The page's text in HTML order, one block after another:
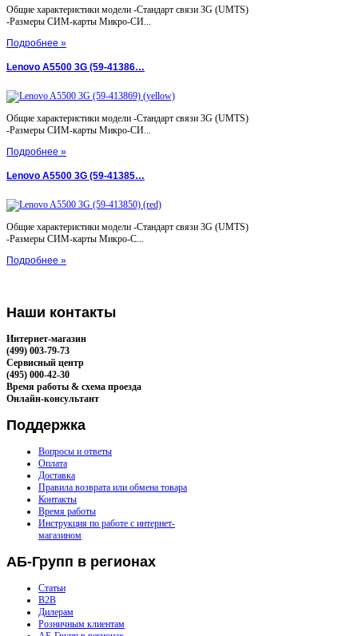
Общие характеристики модели -Стандарт связи 3G (UMTS)
-Размеры СИМ-карты Микро-СИ...
Подробнее »
Lenovo A5500 3G (59-41386…
Общие характеристики модели -Стандарт связи 3G (UMTS)
-Размеры СИМ-карты Микро-СИ...
Подробнее »
Lenovo A5500 3G (59-41385…
Общие характеристики модели -Стандарт связи 3G (UMTS)
-Размеры СИМ-карты Микро-С...
Подробнее »
Наши контакты
Интернет-магазин
(499) 003-79-73
Сервисный центр
(495) 000-42-30
Время работы & схема проезда
Онлайн-консультант
Поддержка
Вопросы и ответы
Оплата
Доставка
Правила возврата или обмена товара
Контакты
Время работы
Инструкция по работе с интернет-
магазином
АБ-Групп в регионах
Статьи
B2B
Дилерам
Розничным клиентам